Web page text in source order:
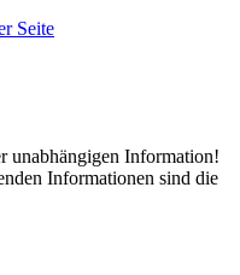
Seite
unabhängigen Information!
Informationen sind die